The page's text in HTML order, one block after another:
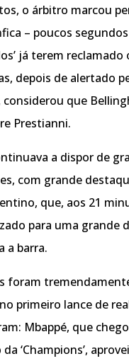
o árbitro marcou
– poucos
já terem
depois de alertado
que
Prestianni.
a dispor de
com grande
que, aos 21
para uma grande
a barra.
foram
primeiro lance de
Mbappé, que
‘Champions’,